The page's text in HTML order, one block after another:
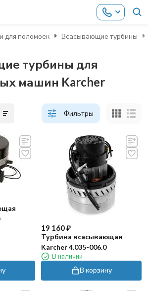
для поломоек Всасывающие турбины
турбины для
машин Karcher
Фильтры
19 160₽
Турбина всасывающая
Karcher 4.035-006.0
В наличии
В корзину